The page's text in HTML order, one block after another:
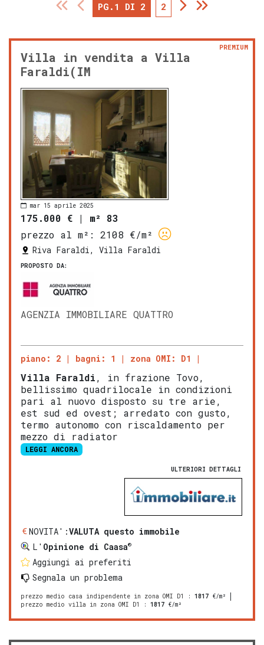
PG.1 DI 2 2
Villa in vendita a Villa
Faraldi(IM
PREMIUM
mar 15 aprile 2025
175.000 € | m² 83
prezzo al m²:
2108 €/m²
Riva Faraldi, Villa Faraldi
PROPOSTO DA:
AGENZIA IMMOBILIARE QUATTRO
piano: 2 bagni: 1 zona OMI: D1
Villa Faraldi, in frazione Tovo,
bellissimo quadrilocale in condizioni
pari al nuovo disposto su tre arie,
est sud ed ovest; arredato con gusto,
termo autonomo con riscaldamento per
mezzo di radiator
LEGGI ANCORA
ULTERIORI DETTAGLI
NOVITA':VALUTA questo immobile
L' Opinione di Caasa®
Aggiungi ai preferiti
Segnala un problema
prezzo medio casa indipendente in zona OMI D1 : 1817 €/m²
prezzo medio villa in zona OMI D1
: 1817 €/m²